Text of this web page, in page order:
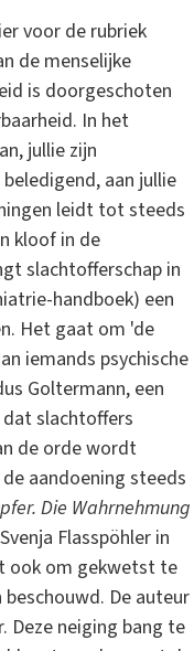
voor de rubriek
de menselijke
is doorgeschoten
In het
jullie zijn
aan jullie
leidt tot steeds
kloof in de
slachtofferschap in
handboek) een
Het gaat om 'de
iemands psychische
Goltermann, een
slachtoffers
de orde wordt
aandoening steeds
Die Wahrnehmung
Flasspöhler in
ook om gekwetst te
De auteur
Deze neiging bang te